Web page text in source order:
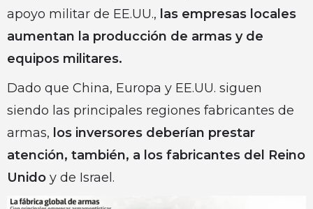
apoyo militar de EE.UU., las empresas locales
aumentan la producción de armas y de
equipos militares.
Dado que China, Europa y EE.UU. siguen
siendo las principales regiones fabricantes de
armas, los inversores deberían prestar
atención, también, a los fabricantes del Reino
Unido y de Israel.